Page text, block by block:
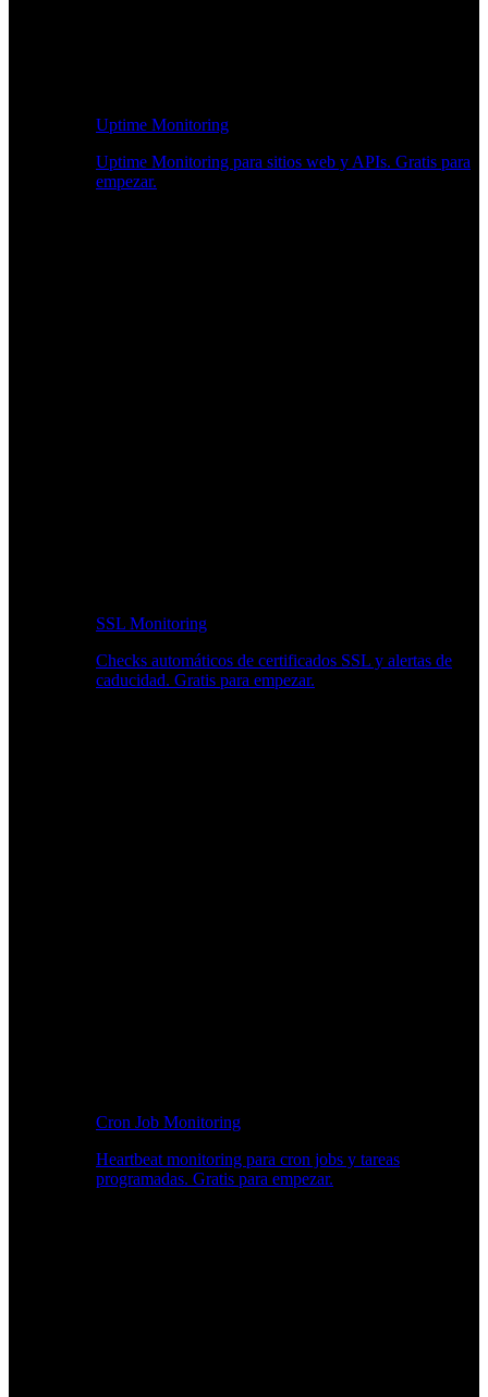
Uptime Monitoring
Uptime Monitoring para sitios web y APIs. Gratis para
empezar.
SSL Monitoring
Checks automáticos de certificados SSL y alertas de
caducidad. Gratis para empezar.
Cron Job Monitoring
Heartbeat monitoring para cron jobs y tareas
programadas. Gratis para empezar.